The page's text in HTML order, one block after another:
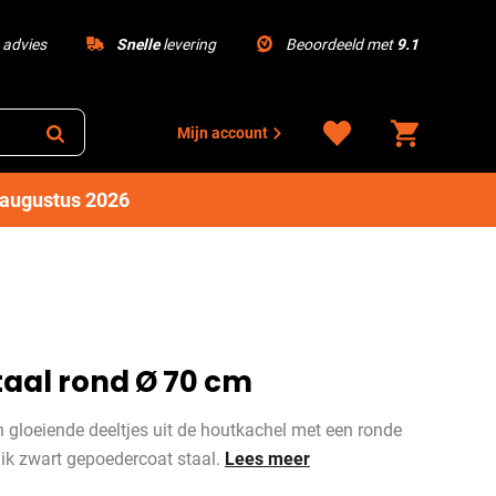
Snellelevering Beoordeeld met 9.1
Mijn account
2026
rond Ø 70 cm
gloeiende deeltjes uit de houtkachel met een ronde
zwart gepoedercoat staal. Lees meer